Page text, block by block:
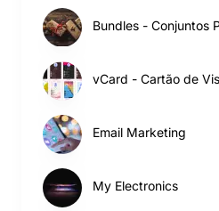
Bundles - Conjuntos
vCard - Cartão de
Email Marketing
My Electronics